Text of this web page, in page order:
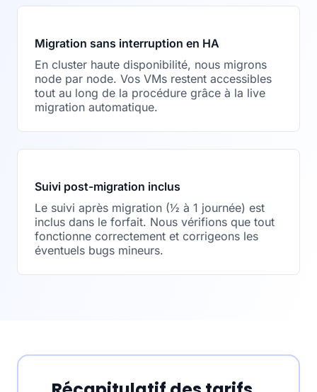
Migration sans interruption en HA
En cluster haute disponibilité, nous migrons
node par node. Vos VMs restent accessibles
tout au long de la procédure grâce à la live
migration automatique.
Suivi post-migration inclus
Le suivi après migration (½ à 1 journée) est
inclus dans le forfait. Nous vérifions que tout
fonctionne correctement et corrigeons les
éventuels bugs mineurs.